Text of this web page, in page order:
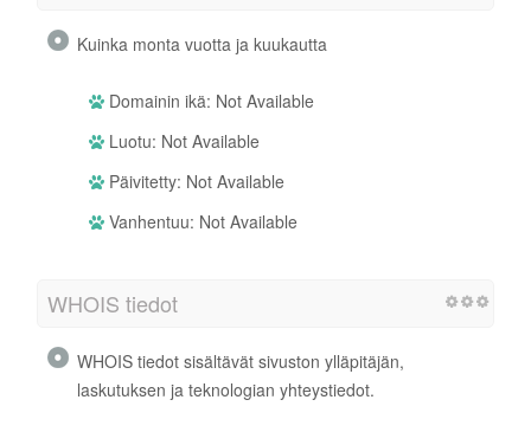
Kuinka monta vuotta ja kuukautta
Domainin ikä: Not Available
Luotu: Not Available
Päivitetty: Not Available
Vanhentuu: Not Available
WHOIS tiedot
WHOIS tiedot sisältävät sivuston ylläpitäjän,
laskutuksen ja teknologian yhteystiedot.